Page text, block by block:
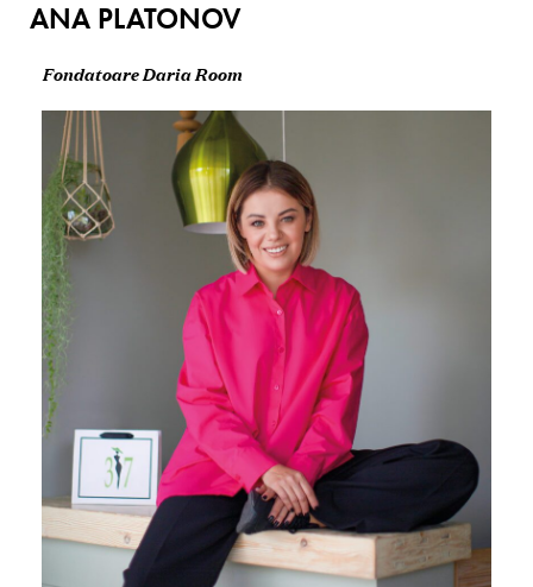
ANA PLATONOV
Fondatoare Daria Room